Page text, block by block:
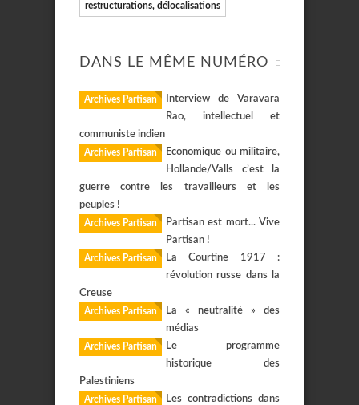
restructurations, délocalisations
DANS LE MÊME NUMÉRO
Archives Partisan
Interview de Varavara
Rao, intellectuel et
communiste indien
Archives Partisan
Economique ou militaire,
Hollande/Valls c’est la
guerre contre les travailleurs et les
peuples !
Archives Partisan
Partisan est mort... Vive
Partisan !
Archives Partisan
La Courtine 1917 :
révolution russe dans la
Creuse
Archives Partisan
La « neutralité » des
médias
Archives Partisan
Le programme
historique des
Palestiniens
Archives Partisan
Les contradictions dans